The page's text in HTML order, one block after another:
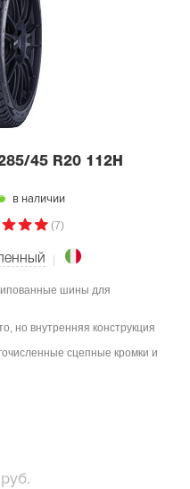
45 R20 112H
в наличии
(7)
шины для
но внутренняя конструкция
сцепные кромки и